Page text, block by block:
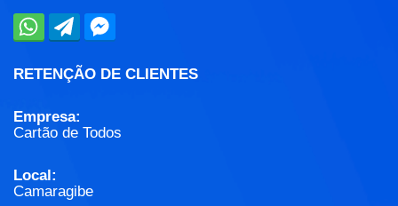
RETENÇÃO DE CLIENTES
Empresa:
Cartão de Todos
Local:
Camaragibe